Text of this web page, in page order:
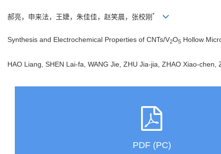
郝亮，申来法，王婕，朱佳佳，赵笑晨，张校刚 *
Synthesis and Electrochemical Properties of CNTs/V2O5 Hollow
HAO Liang, SHEN Lai-fa, WANG Jie, ZHU Jia-jia, ZHAO Xiao-chen,
PDF (PC)